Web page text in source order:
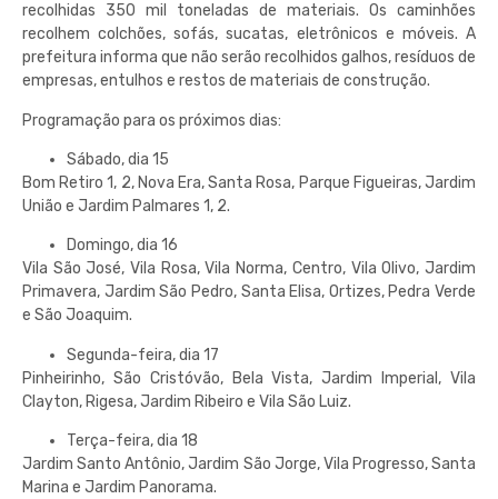
recolhidas 350 mil toneladas de materiais. Os caminhões
recolhem colchões, sofás, sucatas, eletrônicos e móveis. A
prefeitura informa que não serão recolhidos galhos, resíduos de
empresas, entulhos e restos de materiais de construção.
Programação para os próximos dias:
Sábado, dia 15
Bom Retiro 1, 2, Nova Era, Santa Rosa, Parque Figueiras, Jardim
União e Jardim Palmares 1, 2.
Domingo, dia 16
Vila São José, Vila Rosa, Vila Norma, Centro, Vila Olivo, Jardim
Primavera, Jardim São Pedro, Santa Elisa, Ortizes, Pedra Verde
e São Joaquim.
Segunda-feira, dia 17
Pinheirinho, São Cristóvão, Bela Vista, Jardim Imperial, Vila
Clayton, Rigesa, Jardim Ribeiro e Vila São Luiz.
Terça-feira, dia 18
Jardim Santo Antônio, Jardim São Jorge, Vila Progresso, Santa
Marina e Jardim Panorama.